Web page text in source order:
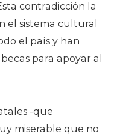
contradicción la
el sistema cultural
el país y han
para apoyar al
-que
miserable que no